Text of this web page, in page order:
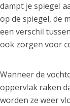
dampt je spiegel
op de spiegel, de
een verschil
ook zorgen voor
Wanneer de
oppervlak raken
worden ze weer